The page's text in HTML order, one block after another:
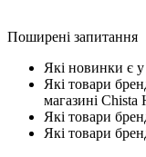
Поширені запитання
Які новинки є
Які товари
магазині Chista
Які товари
Які товари